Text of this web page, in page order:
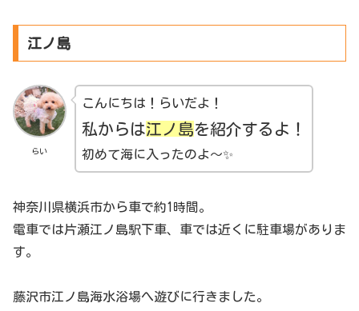
江ノ島
らい
こんにちは！らいだよ！
私からは江ノ島を紹介するよ！
初めて海に入ったのよ〜✨
神奈川県横浜市から車で約1時間。
電車では片瀬江ノ島駅下車、車では近くに駐車場がありま
す。
藤沢市江ノ島海水浴場へ遊びに行きました。